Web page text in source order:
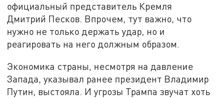
официальный представитель Кремля
Дмитрий Песков. Впрочем, тут важно, что
нужно не только держать удар, но и
реагировать на него должным образом.
Экономика страны, несмотря на давление
Запада, указывал ранее президент Владимир
Путин, выстояла. И угрозы Трампа звучат хоть